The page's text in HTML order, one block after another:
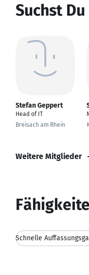
Suchst
Stefan Geppert
Head of IT
Breisach am Rhein
Weitere Mitglieder
Schnelle